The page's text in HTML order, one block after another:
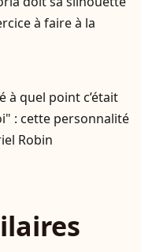
à faire à la
à quel point c’était
: cette personnalité
Robin